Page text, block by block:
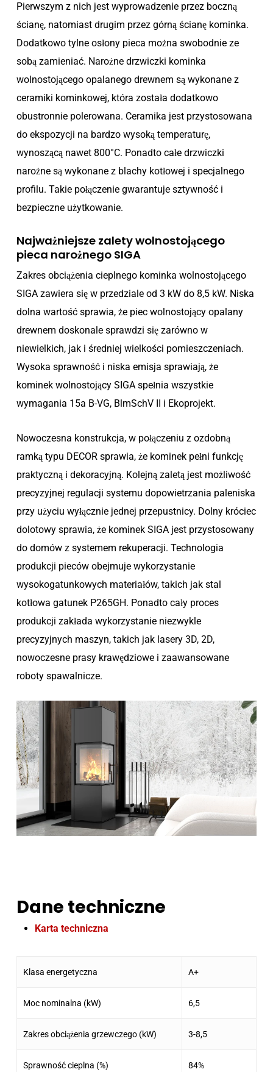
Pierwszym z nich jest wyprowadzenie przez boczną
ścianę, natomiast drugim przez górną ścianę kominka.
Dodatkowo tylne osłony pieca można swobodnie ze
sobą zamieniać. Narożne drzwiczki kominka
wolnostojącego opalanego drewnem są wykonane z
ceramiki kominkowej, która została dodatkowo
obustronnie polerowana. Ceramika jest przystosowana
do ekspozycji na bardzo wysoką temperaturę,
wynoszącą nawet 800°C. Ponadto całe drzwiczki
narożne są wykonane z blachy kotłowej i specjalnego
profilu. Takie połączenie gwarantuje sztywność i
bezpieczne użytkowanie.
Najważniejsze zalety wolnostojącego
pieca narożnego SIGA
Zakres obciążenia cieplnego kominka wolnostojącego
SIGA zawiera się w przedziale od 3 kW do 8,5 kW. Niska
dolna wartość sprawia, że piec wolnostojący opalany
drewnem doskonale sprawdzi się zarówno w
niewielkich, jak i średniej wielkości pomieszczeniach.
Wysoka sprawność i niska emisja sprawiają, że
kominek wolnostojący SIGA spełnia wszystkie
wymagania 15a B-VG, BlmSchV II i Ekoprojekt.
Nowoczesna konstrukcja, w połączeniu z ozdobną
ramką typu DECOR sprawia, że kominek pełni funkcję
praktyczną i dekoracyjną. Kolejną zaletą jest możliwość
precyzyjnej regulacji systemu dopowietrzania paleniska
przy użyciu wyłącznie jednej przepustnicy. Dolny króciec
dolotowy sprawia, że kominek SIGA jest przystosowany
do domów z systemem rekuperacji. Technologia
produkcji pieców obejmuje wykorzystanie
wysokogatunkowych materiałów, takich jak stal
kotłowa gatunek P265GH. Ponadto cały proces
produkcji zakłada wykorzystanie niezwykle
precyzyjnych maszyn, takich jak lasery 3D, 2D,
nowoczesne prasy krawędziowe i zaawansowane
roboty spawalnicze.
Dane techniczne
Karta techniczna
Klasa energetyczna A+
Moc nominalna (kW) 6,5
Zakres obciążenia grzewczego (kW) 3-8,5
Sprawność cieplna (%) 84%